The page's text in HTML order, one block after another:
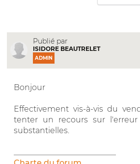
Publié par
ISIDORE BEAUTRELET
ADMIN
Bonjour
Effectivement vis-à-vis du
tenter un recours sur
substantielles.